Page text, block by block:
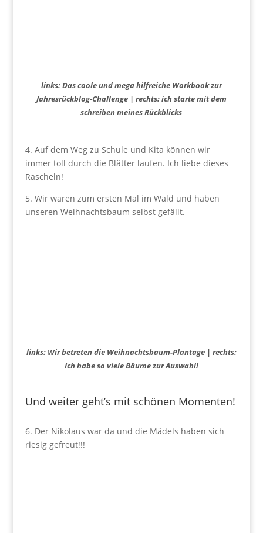
links: Das coole und mega hilfreiche Workbook zur
Jahresrückblog-Challenge | rechts: ich starte mit dem
schreiben meines Rückblicks
4. Auf dem Weg zu Schule und Kita können wir
immer toll durch die Blätter laufen. Ich liebe dieses
Rascheln!
5. Wir waren zum ersten Mal im Wald und haben
unseren Weihnachtsbaum selbst gefällt.
links: Wir betreten die Weihnachtsbaum-Plantage | rechts:
Ich habe so viele Bäume zur Auswahl!
Und weiter geht’s mit schönen Momenten!
6. Der Nikolaus war da und die Mädels haben sich
riesig gefreut!!!